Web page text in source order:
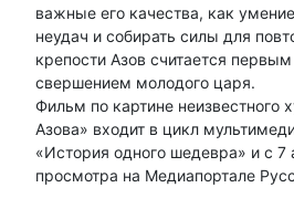
важные его качества, как
неудач и собирать силы для
крепости Азов считается
свершением молодого царя.
Фильм по картине неизвестного
Азова» входит в цикл
«История одного шедевра» и с 7
просмотра на Медиапортале